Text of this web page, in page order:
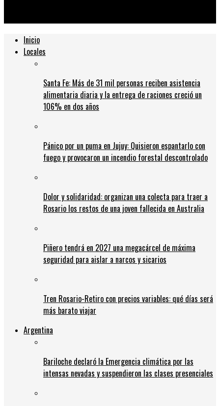
Inicio
Locales
Santa Fe: Más de 31 mil personas reciben asistencia
alimentaria diaria y la entrega de raciones creció un
106% en dos años
Pánico por un puma en Jujuy: Quisieron espantarlo con
fuego y provocaron un incendio forestal descontrolado
Dolor y solidaridad: organizan una colecta para traer a
Rosario los restos de una joven fallecida en Australia
Piñero tendrá en 2027 una megacárcel de máxima
seguridad para aislar a narcos y sicarios
Tren Rosario-Retiro con precios variables: qué días será
más barato viajar
Argentina
Bariloche declaró la Emergencia climática por las
intensas nevadas y suspendieron las clases presenciales